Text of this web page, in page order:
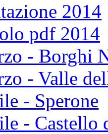
2014
pdf 2014
- Borghi
- Valle
- Sperone
- Castello